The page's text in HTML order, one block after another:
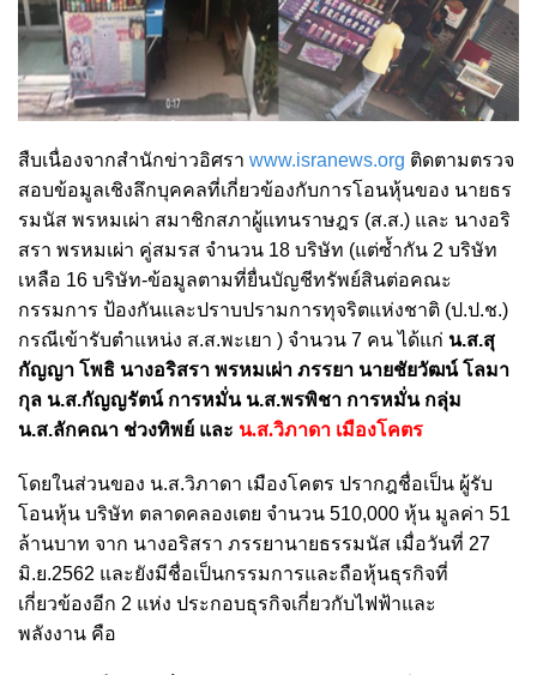
สืบเนื่องจากสำนักข่าวอิศรา www.isranews.org ติดตามตรวจ
สอบข้อมูลเชิงลึกบุคคลที่เกี่ยวข้องกับการโอนหุ้นของ นายธร
รมนัส พรหมเผ่า สมาชิกสภาผู้แทนราษฎร (ส.ส.) และ นางอริ
สรา พรหมเผ่า คู่สมรส จำนวน 18 บริษัท (แต่ซ้ำกัน 2 บริษัท
เหลือ 16 บริษัท-ข้อมูลตามที่ยื่นบัญชีทรัพย์สินต่อคณะ
กรรมการ ป้องกันและปราบปรามการทุจริตแห่งชาติ (ป.ป.ช.)
กรณีเข้ารับตำแหน่ง ส.ส.พะเยา ) จำนวน 7 คน ได้แก่ น.ส.สุ
กัญญา โพธิ นางอริสรา พรหมเผ่า ภรรยา นายชัยวัฒน์ โลมา
กุล น.ส.กัญญรัตน์ การหมั่น น.ส.พรพิชา การหมั่น กลุ่ม
น.ส.ลักคณา ช่วงทิพย์ และ น.ส.วิภาดา เมืองโคตร
โดยในส่วนของ น.ส.วิภาดา เมืองโคตร ปรากฎชื่อเป็น ผู้รับ
โอนหุ้น บริษัท ตลาดคลองเตย จำนวน 510,000 หุ้น มูลค่า 51
ล้านบาท จาก นางอริสรา ภรรยานายธรรมนัส เมื่อวันที่ 27
มิ.ย.2562 และยังมีชื่อเป็นกรรมการและถือหุ้นธุรกิจที่
เกี่ยวข้องอีก 2 แห่ง ประกอบธุรกิจเกี่ยวกับไฟฟ้าและ
พลังงาน คือ